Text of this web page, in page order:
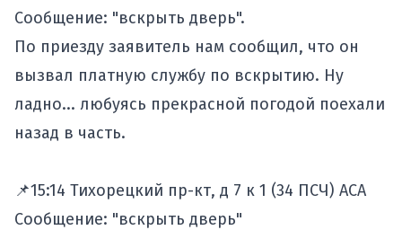
Сообщение: "вскрыть дверь".
По приезду заявитель нам сообщил, что он
вызвал платную службу по вскрытию. Ну
ладно... любуясь прекрасной погодой поехали
назад в часть.
📌15:14 Тихорецкий пр-кт, д 7 к 1 (34 ПСЧ) АСА
Сообщение: "вскрыть дверь"